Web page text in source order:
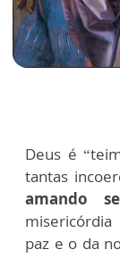
Deus é
tantas
amando
paz e o da